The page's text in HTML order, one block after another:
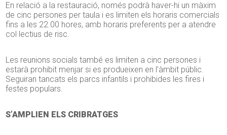
En relació a la restauració, només podrà haver-hi un màxim
de cinc persones per taula i es limiten els horaris comercials
fins a les 22.00 hores, amb horaris preferents per a atendre
col·lectius de risc.
Les reunions socials també es limiten a cinc persones i
estarà prohibit menjar si es produeixen en l’àmbit públic.
Seguiran tancats els parcs infantils i prohibides les fires i
festes populars.
S’AMPLIEN ELS CRIBRATGES